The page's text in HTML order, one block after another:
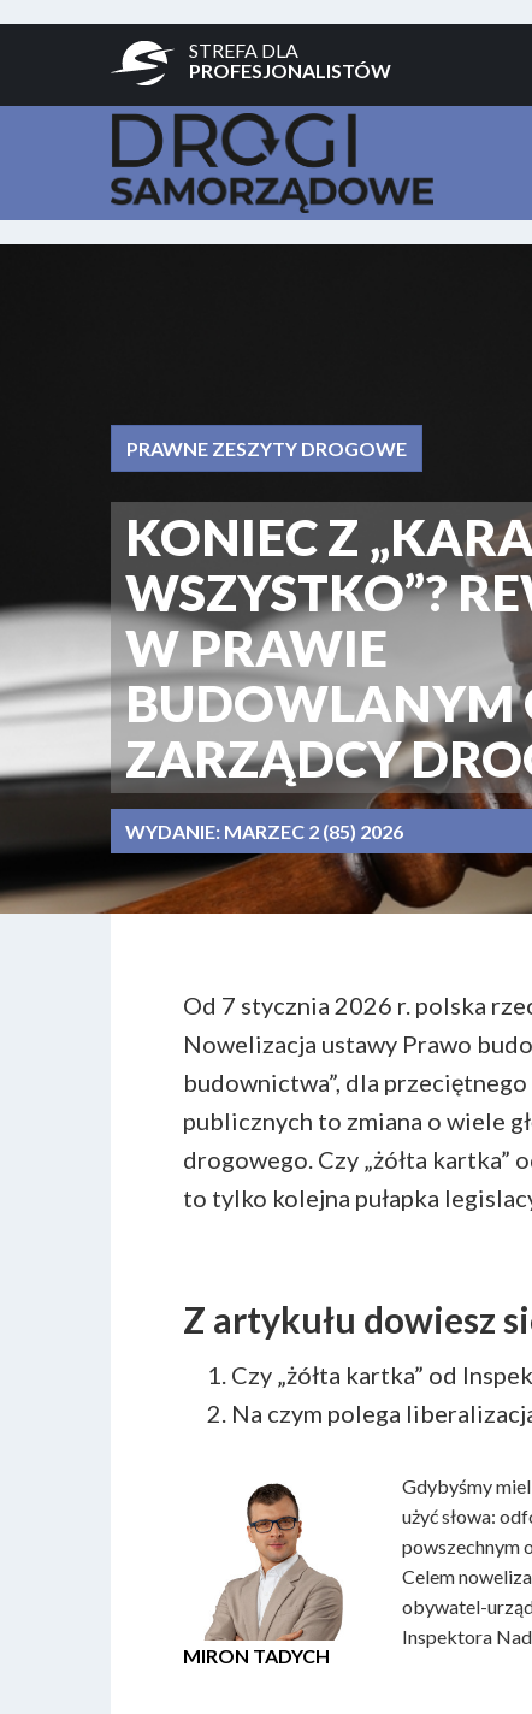
STREFA DLA
PROFESJONALISTÓW
PRAWNE ZESZYTY DROGOWE
KONIEC Z
WSZYSTKO”?
W PRAWIE
BUDOWLANYM
ZARZĄDCY
WYDANIE: MARZEC 2 (85) 2026
Od 7 stycznia 2026 r. polska
Nowelizacja ustawy Prawo
budownictwa”, dla
publicznych to zmiana o wiele
drogowego. Czy „żółta
to tylko kolejna pułapka
Z artykułu dowiesz
Czy „żółta kartka” od
Na czym polega
MIRON TADYCH
Gdybyśmy
użyć słowa:
powszechnym
Celem
obywatel-
Inspektora